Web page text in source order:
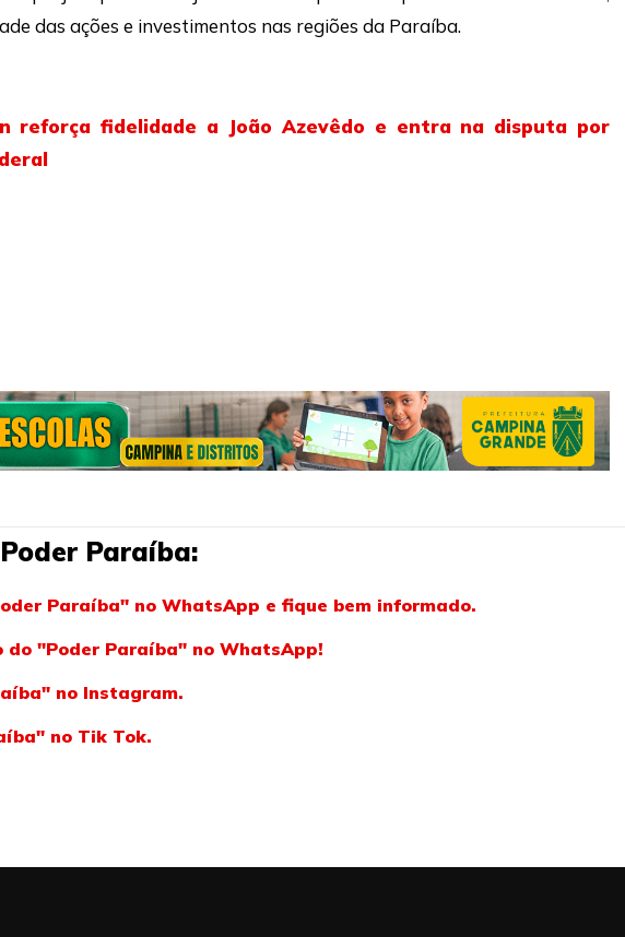
das ações e investimentos nas regiões da Paraíba.
reforça fidelidade a João Azevêdo e entra na disputa por
Paraíba:
Paraíba" no WhatsApp e fique bem informado.
do "Poder Paraíba" no WhatsApp!
no Instagram.
no Tik Tok.